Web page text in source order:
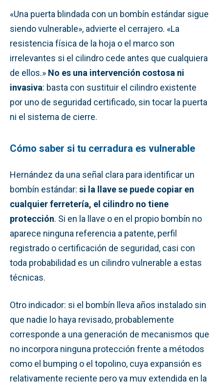
«Una puerta blindada con un bombín estándar sigue
siendo vulnerable», advierte el cerrajero. «La
resistencia física de la hoja o el marco son
irrelevantes si el cilindro cede antes que cualquiera
de ellos.» No es una intervención costosa ni
invasiva: basta con sustituir el cilindro existente
por uno de seguridad certificado, sin tocar la puerta
ni el sistema de cierre.
Cómo saber si tu cerradura es vulnerable
Hernández da una señal clara para identificar un
bombín estándar: si la llave se puede copiar en
cualquier ferretería, el cilindro no tiene
protección. Si en la llave o en el propio bombín no
aparece ninguna referencia a patente, perfil
registrado o certificación de seguridad, casi con
toda probabilidad es un cilindro vulnerable a estas
técnicas.
Otro indicador: si el bombín lleva años instalado sin
que nadie lo haya revisado, probablemente
corresponde a una generación de mecanismos que
no incorpora ninguna protección frente a métodos
como el bumping o el topolino, cuya expansión es
relativamente reciente pero ya muy extendida en la